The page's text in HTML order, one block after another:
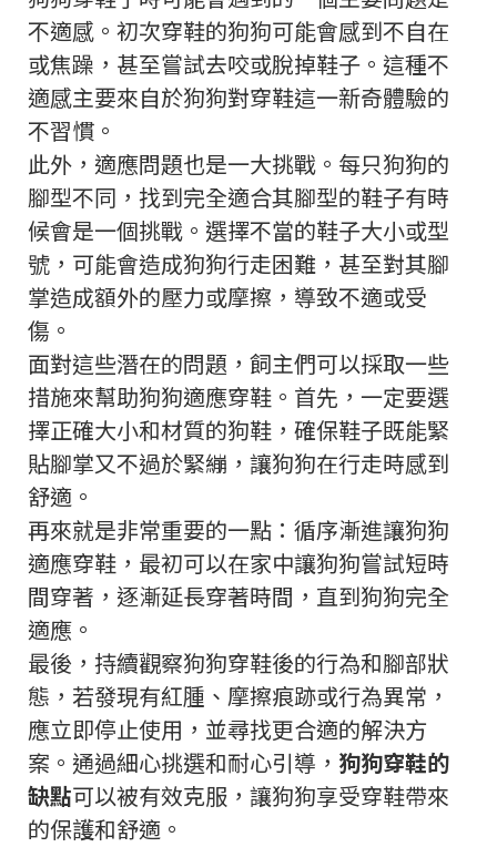
不適感。初次穿鞋的狗狗可能會感到不自在
或焦躁，甚至嘗試去咬或脫掉鞋子。這種不
適感主要來自於狗狗對穿鞋這一新奇體驗的
不習慣。
此外，適應問題也是一大挑戰。每只狗狗的
腳型不同，找到完全適合其腳型的鞋子有時
候會是一個挑戰。選擇不當的鞋子大小或型
號，可能會造成狗狗行走困難，甚至對其腳
掌造成額外的壓力或摩擦，導致不適或受
傷。
面對這些潛在的問題，飼主們可以採取一些
措施來幫助狗狗適應穿鞋。首先，一定要選
擇正確大小和材質的狗鞋，確保鞋子既能緊
貼腳掌又不過於緊繃，讓狗狗在行走時感到
舒適。
再來就是非常重要的一點： 循序漸進讓狗狗
適應穿鞋 ，最初可以在家中讓狗狗嘗試短時
間穿著，逐漸延長穿著時間，直到狗狗完全
適應。
最後，持續觀察狗狗穿鞋後的行為和腳部狀
態，若發現有紅腫、摩擦痕跡或行為異常，
應立即停止使用，並尋找更合適的解決方
案。通過細心挑選和耐心引導， 狗狗穿鞋的
缺點可以被有效克服，讓狗狗享受穿鞋帶來
的保護和舒適。